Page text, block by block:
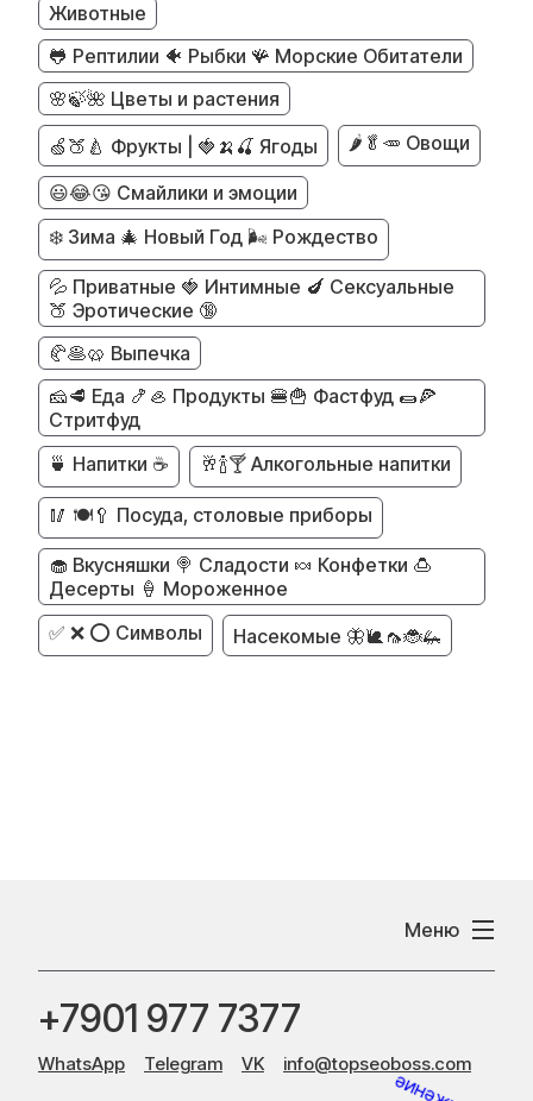
Животные
🐸 Рептилии 🐠 Рыбки 🪸 Морские Обитатели
🌸🍃🌺 Цветы и растения
🍏🍑🍐 Фрукты | 🍓🍌🍒 Ягоды
🌶️🥬🥕 Овощи
😃😂😘 Смайлики и эмоции
❄️ Зима 🎄 Новый Год 🌬️ Рождество
💦 Приватные 🍓 Интимные 🍆 Сексуальные
🍑 Эротические 🔞
🥐🥞🥨 Выпечка
🧀🥩 Еда 🍤🦪 Продукты 🍔🍟 Фастфуд 🌯🍕
Стритфуд
🍵 Напитки ☕
🥂🍾🍸 Алкогольные напитки
🥢 🍽️🥄 Посуда, столовые приборы
🧁 Вкусняшки 🍭 Сладости 🍬 Конфетки 🍮
Десерты 🍦 Мороженное
✅ ❌ ⭕ Символы
Насекомые 🦋🐌🦟🐞🦗
Меню
+7901 977 7377
info@topseoboss.com
VK
Telegram
WhatsApp